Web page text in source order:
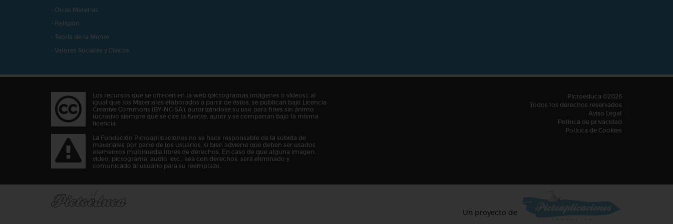
- Otras Materias
- Religión
- Teoría de la Mente
- Valores Sociales y Cívicos
Los recursos que se ofrecen en la web (pictogramas,imágenes o vídeos), al
igual que los Materiales elaborados a partir de éstos, se publican bajo Licencia
Creative Commons (BY-NC-SA), autorizándose su uso para fines sin ánimo
lucrativo siempre que se cite la fuente, autor y se compartan bajo la misma
licencia.
La Fundación Pictoaplicaciones no se hace responsable de la subida de
materiales por parte de los usuarios, si bien advierte que deben ser usados
elementos multimedia libres de derechos. En caso de que alguna imagen,
vídeo, pictograma, audio, etc… sea con derechos, será eliminado y
comunicado al usuario para su reemplazo.
Pictoeduca ©2026
Todos los derechos reservados
Aviso Legal
Política de privacidad
Política de Cookies
Un proyecto de